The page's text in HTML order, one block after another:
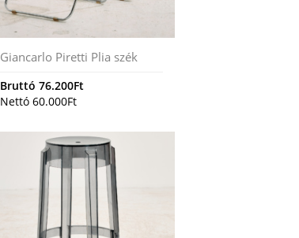
Giancarlo Piretti Plia szék
Bruttó76.200Ft
Nettó60.000Ft